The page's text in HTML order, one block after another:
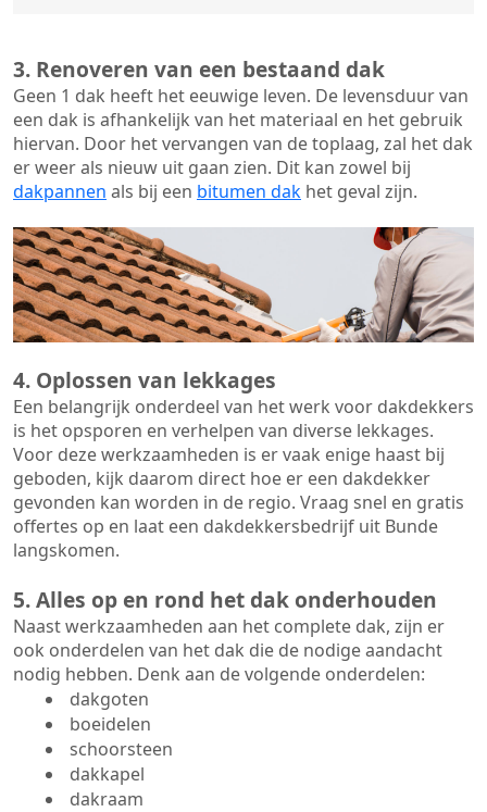
3. Renoveren van een bestaand dak
Geen 1 dak heeft het eeuwige leven. De levensduur van
een dak is afhankelijk van het materiaal en het gebruik
hiervan. Door het vervangen van de toplaag, zal het dak
er weer als nieuw uit gaan zien. Dit kan zowel bij
dakpannen als bij een bitumen dak het geval zijn.
4. Oplossen van lekkages
Een belangrijk onderdeel van het werk voor dakdekkers
is het opsporen en verhelpen van diverse lekkages.
Voor deze werkzaamheden is er vaak enige haast bij
geboden, kijk daarom direct hoe er een dakdekker
gevonden kan worden in de regio. Vraag snel en gratis
offertes op en laat een dakdekkersbedrijf uit Bunde
langskomen.
5. Alles op en rond het dak onderhouden
Naast werkzaamheden aan het complete dak, zijn er
ook onderdelen van het dak die de nodige aandacht
nodig hebben. Denk aan de volgende onderdelen:
dakgoten
boeidelen
schoorsteen
dakkapel
dakraam